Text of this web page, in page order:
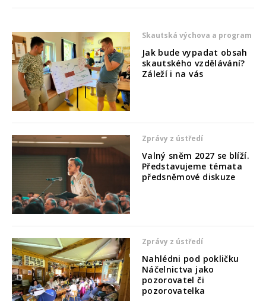
Skautská výchova a program
Jak bude vypadat obsah
skautského vzdělávání?
Záleží i na vás
Zprávy z ústředí
Valný sněm 2027 se blíží.
Představujeme témata
předsněmové diskuze
Zprávy z ústředí
Nahlédni pod pokličku
Náčelnictva jako
pozorovatel či
pozorovatelka